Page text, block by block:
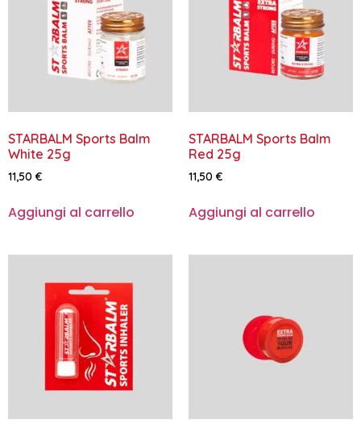
STARBALM Sports Balm
White 25g
11,50 €
Aggiungi al carrello
STARBALM Sports Balm
Red 25g
11,50 €
Aggiungi al carrello